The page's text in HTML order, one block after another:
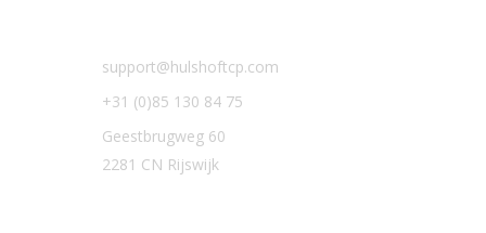
support@hulshoftcp.com
+31 (0)85 130 84 75
Geestbrugweg 60
2281 CN Rijswijk